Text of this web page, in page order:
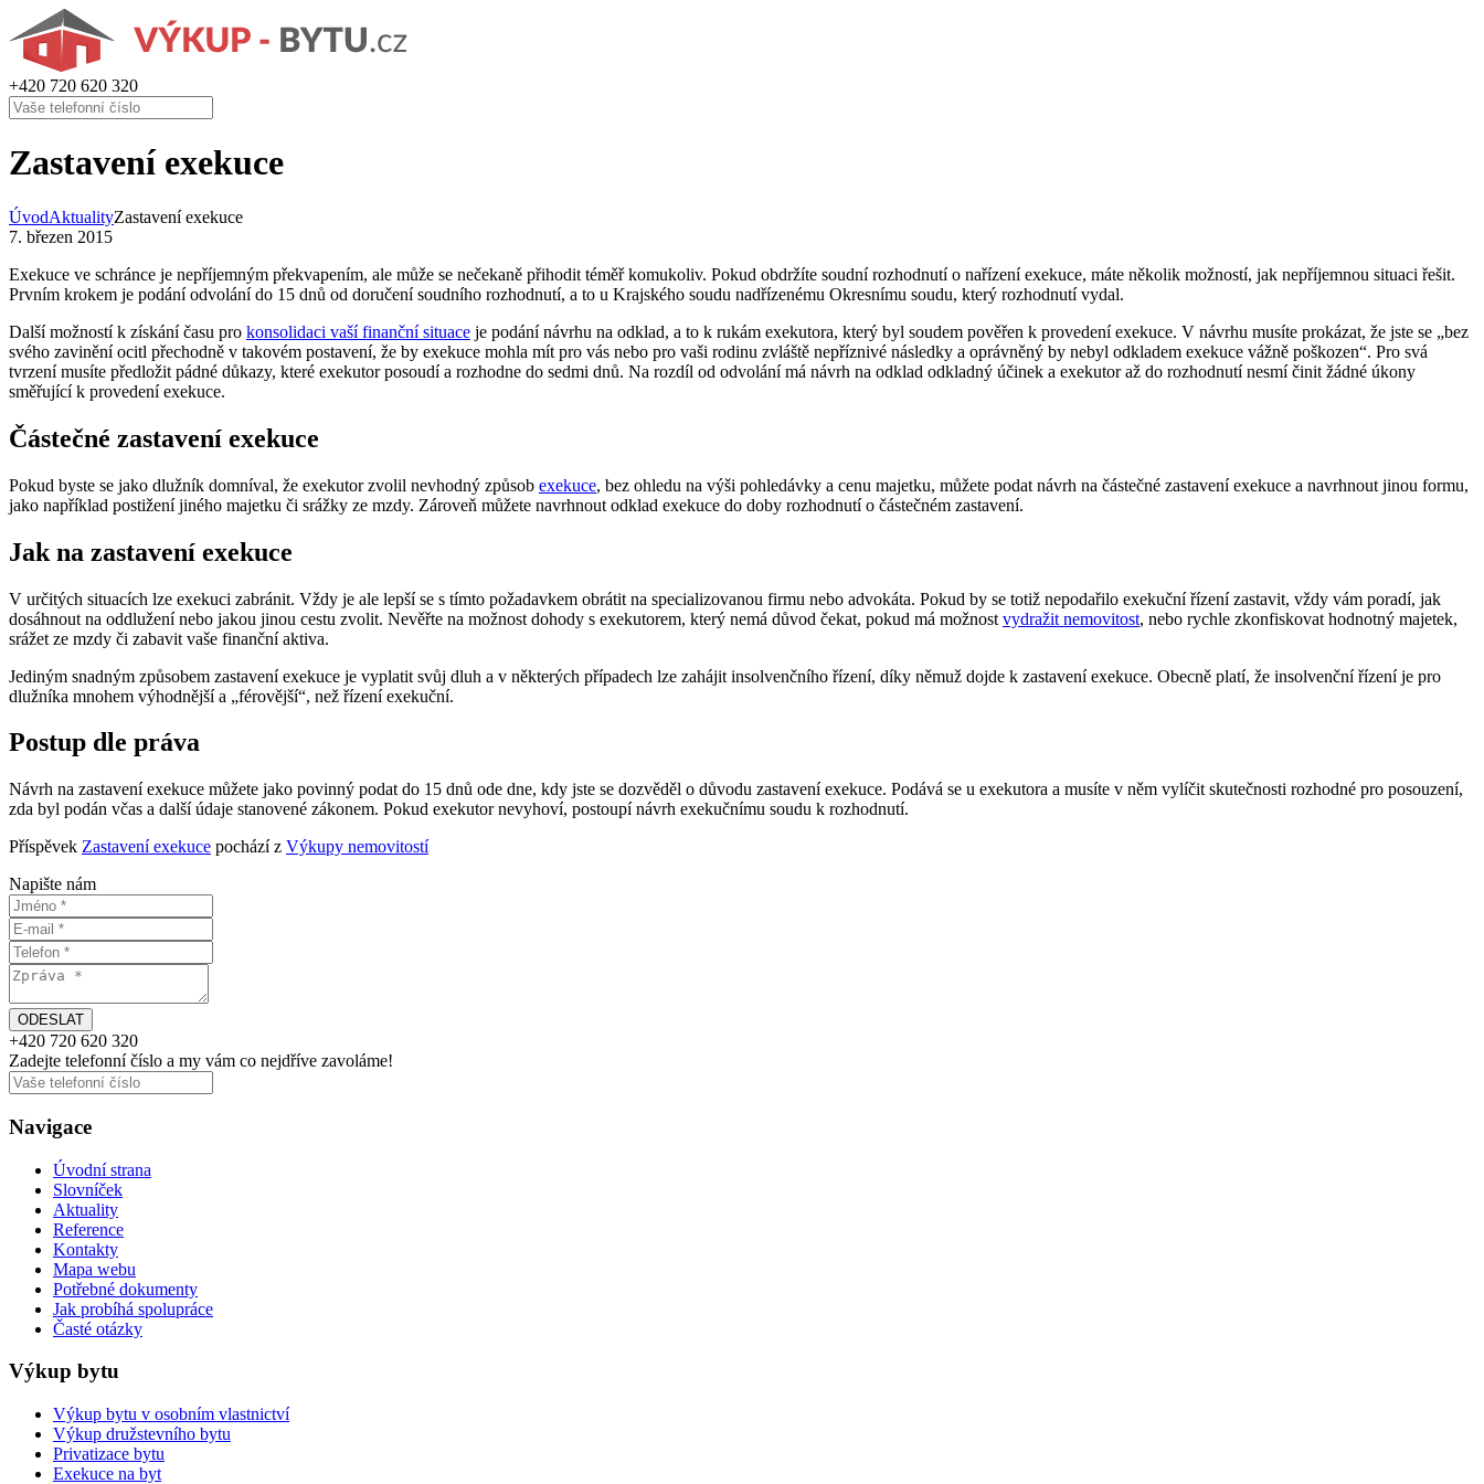
+420 720 620 320
Zastavení exekuce
ÚvodAktualityZastavení exekuce
7. březen 2015
Exekuce ve schránce je nepříjemným překvapením, ale může se nečekaně přihodit téměř komukoliv. Pokud obdržíte soudní rozhodnutí o nařízení exekuce, máte několik možností, jak nepříjemnou situaci řešit.
Prvním krokem je podání odvolání do 15 dnů od doručení soudního rozhodnutí, a to u Krajského soudu nadřízenému Okresnímu soudu, který rozhodnutí vydal.
Další možností k získání času pro konsolidaci vaší finanční situace je podání návrhu na odklad, a to k rukám exekutora, který byl soudem pověřen k provedení exekuce. V návrhu musíte prokázat, že jste se „bez
svého zavinění ocitl přechodně v takovém postavení, že by exekuce mohla mít pro vás nebo pro vaši rodinu zvláště nepříznivé následky a oprávněný by nebyl odkladem exekuce vážně poškozen“. Pro svá
tvrzení musíte předložit pádné důkazy, které exekutor posoudí a rozhodne do sedmi dnů. Na rozdíl od odvolání má návrh na odklad odkladný účinek a exekutor až do rozhodnutí nesmí činit žádné úkony
směřující k provedení exekuce.
Částečné zastavení exekuce
Pokud byste se jako dlužník domníval, že exekutor zvolil nevhodný způsob exekuce, bez ohledu na výši pohledávky a cenu majetku, můžete podat návrh na částečné zastavení exekuce a navrhnout jinou formu,
jako například postižení jiného majetku či srážky ze mzdy. Zároveň můžete navrhnout odklad exekuce do doby rozhodnutí o částečném zastavení.
Jak na zastavení exekuce
V určitých situacích lze exekuci zabránit. Vždy je ale lepší se s tímto požadavkem obrátit na specializovanou firmu nebo advokáta. Pokud by se totiž nepodařilo exekuční řízení zastavit, vždy vám poradí, jak
dosáhnout na oddlužení nebo jakou jinou cestu zvolit. Nevěřte na možnost dohody s exekutorem, který nemá důvod čekat, pokud má možnost vydražit nemovitost, nebo rychle zkonfiskovat hodnotný majetek,
srážet ze mzdy či zabavit vaše finanční aktiva.
Jediným snadným způsobem zastavení exekuce je vyplatit svůj dluh a v některých případech lze zahájit insolvenčního řízení, díky němuž dojde k zastavení exekuce. Obecně platí, že insolvenční řízení je pro
dlužníka mnohem výhodnější a „férovější“, než řízení exekuční.
Postup dle práva
Návrh na zastavení exekuce můžete jako povinný podat do 15 dnů ode dne, kdy jste se dozvěděl o důvodu zastavení exekuce. Podává se u exekutora a musíte v něm vylíčit skutečnosti rozhodné pro posouzení,
zda byl podán včas a další údaje stanovené zákonem. Pokud exekutor nevyhoví, postoupí návrh exekučnímu soudu k rozhodnutí.
Příspěvek Zastavení exekuce pochází z Výkupy nemovitostí
Napište nám
+420 720 620 320
Zadejte telefonní číslo a my vám co nejdříve zavoláme!
Navigace
Úvodní strana
Slovníček
Aktuality
Reference
Kontakty
Mapa webu
Potřebné dokumenty
Jak probíhá spolupráce
Časté otázky
Výkup bytu
Výkup bytu v osobním vlastnictví
Výkup družstevního bytu
Privatizace bytu
Exekuce na byt